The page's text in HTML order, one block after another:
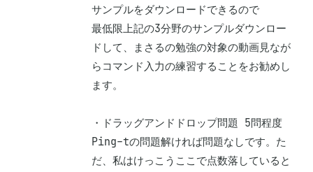
サンプルをダウンロードできるので
最低限上記の3分野のサンプルダウンロー
ドして、まさるの勉強の対象の動画見なが
らコマンド入力の練習することをお勧めし
ます。
・ドラッグアンドドロップ問題 5問程度
Ping-tの問題解ければ問題なしです。た
だ、私はけっこうここで点数落していると